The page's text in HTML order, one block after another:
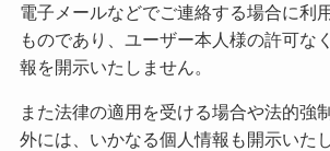
電子メールなどでご連絡する場合に利
ものであり、ユーザー本人様の許可な
報を開示いたしません。
また法律の適用を受ける場合や法的強
外には、いかなる個人情報も開示いた